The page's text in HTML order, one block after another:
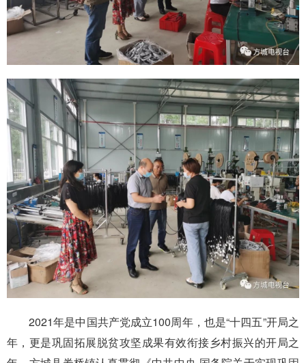
2021年是中国共产党成立100周年，也是“十四五”开局之
年，更是巩固拓展脱贫攻坚成果有效衔接乡村振兴的开局之